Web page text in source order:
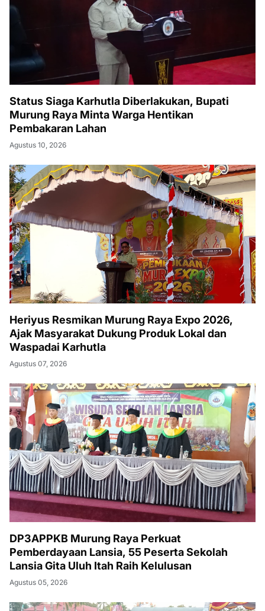
Status Siaga Karhutla Diberlakukan, Bupati
Murung Raya Minta Warga Hentikan
Pembakaran Lahan
Agustus 10, 2026
Heriyus Resmikan Murung Raya Expo 2026,
Ajak Masyarakat Dukung Produk Lokal dan
Waspadai Karhutla
Agustus 07, 2026
DP3APPKB Murung Raya Perkuat
Pemberdayaan Lansia, 55 Peserta Sekolah
Lansia Gita Uluh Itah Raih Kelulusan
Agustus 05, 2026